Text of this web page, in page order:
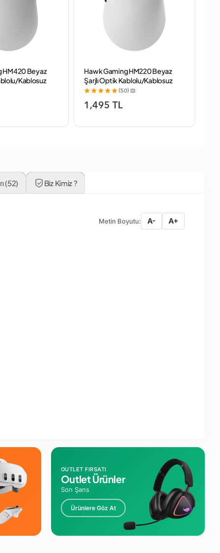
HM420 Beyaz
Kablosuz
Hawk Gaming HM220 Beyaz
Şarjlı Optik Kablolu/Kablosuz
Oyuncu Mouse
(50)
1,495 TL
(52) Biz Kimiz ?
Metin Boyutu: A- A+
OUTLET FIRSATI
Outlet Ürünler
Son Şans
Ürünlere Göz At